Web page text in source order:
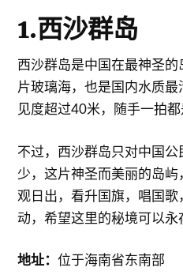
1.西沙群岛
西沙群岛是中国在最神圣
片玻璃海，也是国内水质
见度超过40米，随手一拍
不过，西沙群岛只对中国
少，这片神圣而美丽的岛屿
观日出，看升国旗，唱国
动，希望这里的秘境可以永
地址：位于海南省东南部